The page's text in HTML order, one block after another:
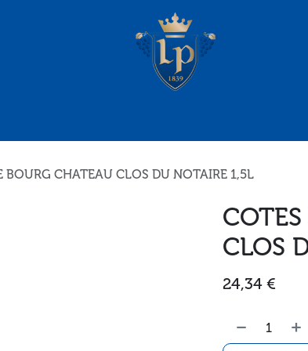
BOURG CHATEAU CLOS DU NOTAIRE 1,5L
CLOS
24,34 €